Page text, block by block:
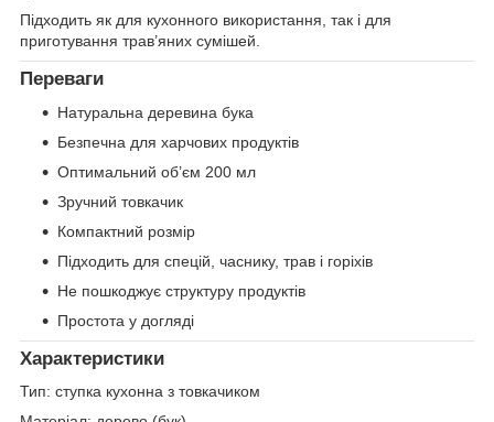
Підходить як для кухонного використання, так і для
приготування трав’яних сумішей.
Переваги
Натуральна деревина бука
Безпечна для харчових продуктів
Оптимальний об’єм 200 мл
Зручний товкачик
Компактний розмір
Підходить для спецій, часнику, трав і горіхів
Не пошкоджує структуру продуктів
Простота у догляді
Характеристики
Тип: ступка кухонна з товкачиком